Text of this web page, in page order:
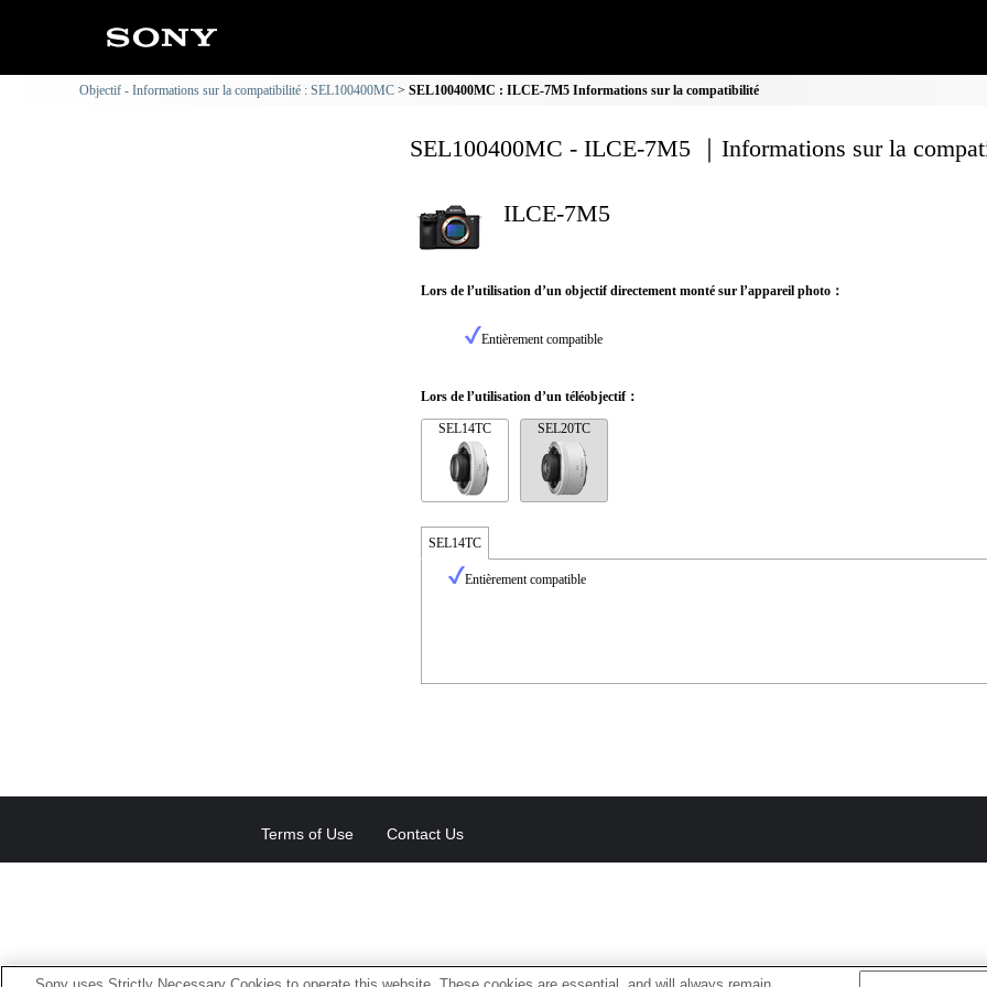
Objectif - Informations sur la compatibilité : SEL100400MC SEL100400MC : ILCE-7M5 Informations sur la compatibilité
SEL100400MC - ILCE-7M5 ｜Informations sur la
ILCE-7M5
Lors de l’utilisation d’un objectif directement monté sur l’appareil photo：
Entièrement compatible
Lors de l’utilisation d’un téléobjectif：
SEL14TC SEL20TC
SEL14TC
Entièrement compatible
Terms of Use Contact Us